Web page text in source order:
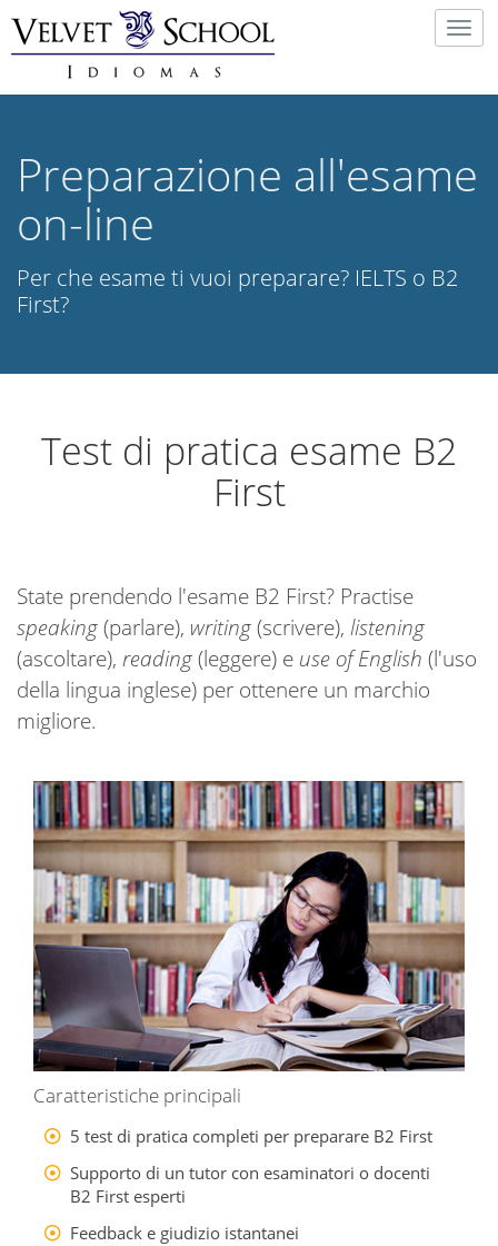
Preparazione all'esame
on-line
Per che esame ti vuoi preparare? IELTS o B2
First?
Test di pratica esame B2
First
State prendendo l'esame B2 First? Practise
speaking(parlare), writing(scrivere), listening
(ascoltare), reading(leggere) e use of English (l'uso
della lingua inglese) per ottenere un marchio
migliore.
Caratteristiche principali
5 test di pratica completi per preparare B2 First
Supporto di un tutor con esaminatori o docenti
B2 First esperti
Feedback e giudizio istantanei